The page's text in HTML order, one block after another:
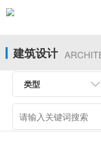
建筑设计
类型